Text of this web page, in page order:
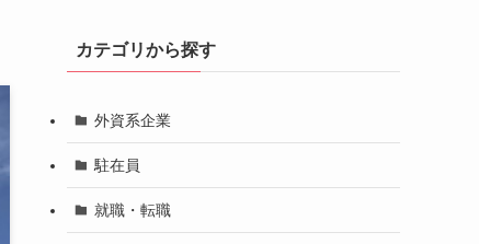
カテゴリから探す
外資系企業
駐在員
就職・転職